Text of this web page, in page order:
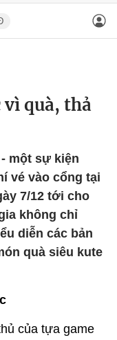
vì quà, thả
một sự kiện
vé vào cổng tại
7/12 tới cho
không chỉ
diễn các bản
quà siêu kute
của tựa game